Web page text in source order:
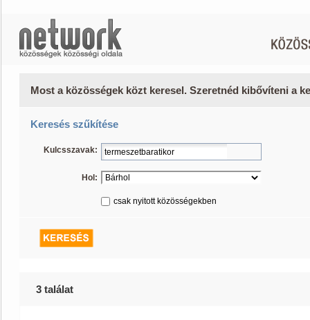
Most a közösségek közt keresel. Szeretnéd kibővíteni a
Keresés szűkítése
Kulcsszavak:
Hol:
csak nyitott közösségekben
3 találat